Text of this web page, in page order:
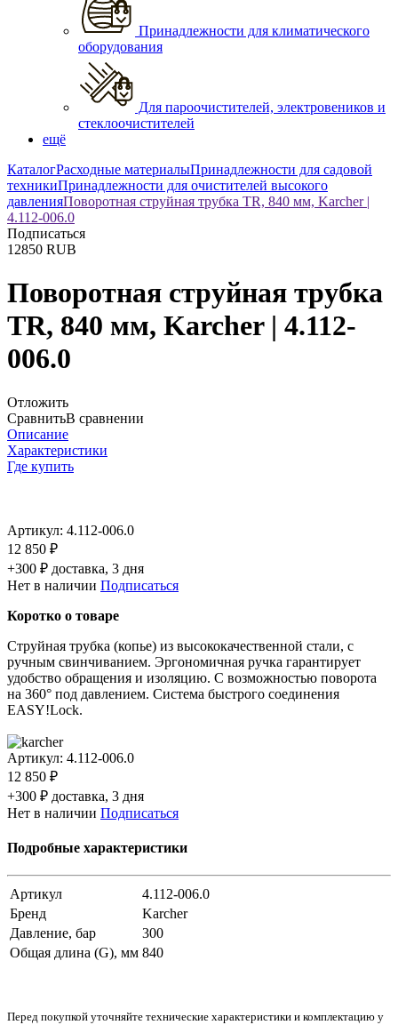
Принадлежности для климатического
оборудования
Для пароочистителей, электровеников и
стеклоочистителей
ещё
КаталогРасходные материалыПринадлежности для садовой
техникиПринадлежности для очистителей высокого
давленияПоворотная струйная трубка TR, 840 мм, Karcher |
4.112-006.0
Подписаться
12850 RUB
Поворотная струйная трубка
TR, 840 мм, Karcher | 4.112-
006.0
Отложить
СравнитьВ сравнении
Описание
Характеристики
Где купить
Артикул: 4.112-006.0
12 850 ₽
+300 ₽ доставка, 3 дня
Нет в наличии Подписаться
Коротко о товаре
Струйная трубка (копье) из высококачественной стали, с
ручным свинчиванием. Эргономичная ручка гарантирует
удобство обращения и изоляцию. С возможностью поворота
на 360° под давлением. Система быстрого соединения
EASY!Lock.
Артикул: 4.112-006.0
12 850 ₽
+300 ₽ доставка, 3 дня
Нет в наличии Подписаться
Подробные характеристики
Артикул
4.112-006.0
Бренд
Karcher
Давление, бар
300
Общая длина (G), мм 840
Перед покупкой уточняйте технические характеристики и комплектацию у